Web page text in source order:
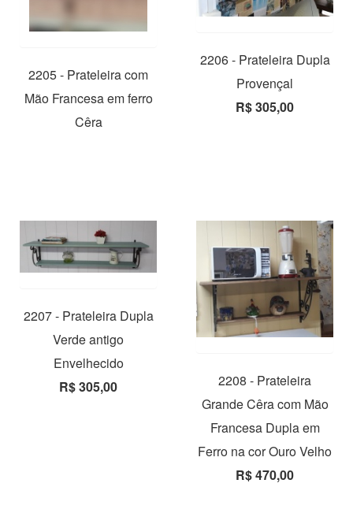
2205 - Prateleira com
Mão Francesa em ferro
Cêra
2206 - Prateleira Dupla
Provençal
R$ 305,00
2207 - Prateleira Dupla
Verde antigo
Envelhecido
R$ 305,00
2208 - Prateleira
Grande Cêra com Mão
Francesa Dupla em
Ferro na cor Ouro Velho
R$ 470,00